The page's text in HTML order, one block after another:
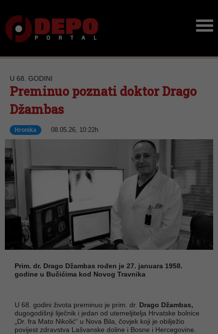
U 68. GODINI
Preminuo poznati doktor Drago
Džambas
Hronika 08.05.26, 10:22h
Prim. dr. Drago Džambas rođen je 27. januara 1958.
godine u Bučićima kod Novog Travnika
U 68. godini života preminuo je prim. dr. Drago Džambas,
dugogodišnji liječnik i jedan od utemeljitelja Hrvatske bolnice
„Dr. fra Mato Nikolić“ u Nova Bila, čovjek koji je obilježio
povijest zdravstva Lašvanske doline i Bosne i Hercegovine.